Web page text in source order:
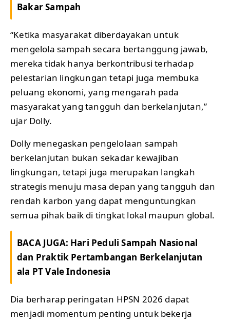
Bakar Sampah
“Ketika masyarakat diberdayakan untuk
mengelola sampah secara bertanggung jawab,
mereka tidak hanya berkontribusi terhadap
pelestarian lingkungan tetapi juga membuka
peluang ekonomi, yang mengarah pada
masyarakat yang tangguh dan berkelanjutan,”
ujar Dolly.
Dolly menegaskan pengelolaan sampah
berkelanjutan bukan sekadar kewajiban
lingkungan, tetapi juga merupakan langkah
strategis menuju masa depan yang tangguh dan
rendah karbon yang dapat menguntungkan
semua pihak baik di tingkat lokal maupun global.
BACA JUGA: Hari Peduli Sampah Nasional
dan Praktik Pertambangan Berkelanjutan
ala PT Vale Indonesia
Dia berharap peringatan HPSN 2026 dapat
menjadi momentum penting untuk bekerja